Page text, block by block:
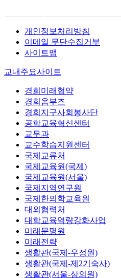
개인정보처리방침
이메일 무단수집거부
사이트맵
교내주요사이트
경희미래협약
경희옴부즈
경희지구사회봉사단
공학교육혁신센터
교무과
교수학습지원센터
국제교류처
국제교육원(국제)
국제교육원(서울)
국제지역연구원
국제한의학교육원
대외협력처
대학교육역량강화사업
미래문명원
미래전략
생활관(국제-우정원)
생활관(국제-제2기숙사)
생활관(서울-삼의원)